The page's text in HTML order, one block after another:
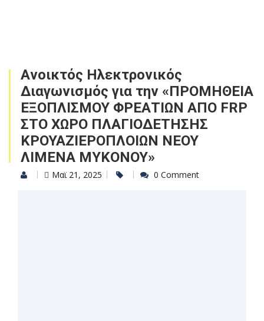
Aνοικτός Ηλεκτρονικός
Διαγωνισμός για την «ΠΡΟΜΗΘΕΙΑ
ΕΞΟΠΛΙΣΜΟΥ ΦΡΕΑΤΙΩΝ ΑΠΟ FRP
ΣΤΟ ΧΩΡΟ ΠΛΑΓΙΟΔΕΤΗΣΗΣ
ΚΡΟΥΑΖΙΕΡΟΠΛΟΙΩΝ ΝΕΟΥ
ΛΙΜΕΝΑ ΜΥΚΟΝΟΥ»
Μαϊ 21, 2025 0 Comment